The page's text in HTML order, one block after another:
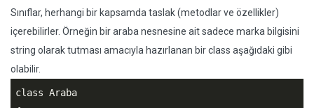
Sınıflar, herhangi bir kapsamda taslak (metodlar ve özellikler)
içerebilirler. Örneğin bir araba nesnesine ait sadece marka bilgisini
string olarak tutması amacıyla hazırlanan bir class aşağıdaki gibi
olabilir.
class Araba